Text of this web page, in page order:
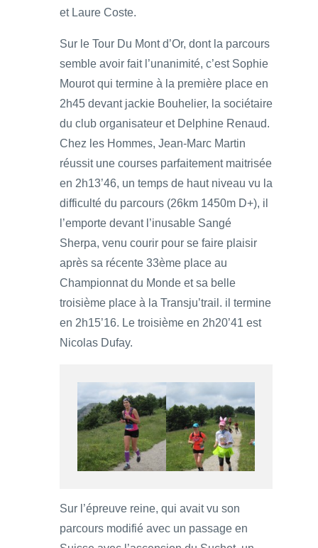
et Laure Coste.
Sur le Tour Du Mont d’Or, dont la parcours
semble avoir fait l’unanimité, c’est Sophie
Mourot qui termine à la première place en
2h45 devant jackie Bouhelier, la sociétaire
du club organisateur et Delphine Renaud.
Chez les Hommes, Jean-Marc Martin
réussit une courses parfaitement maitrisée
en 2h13’46, un temps de haut niveau vu la
difficulté du parcours (26km 1450m D+), il
l’emporte devant l’inusable Sangé
Sherpa, venu courir pour se faire plaisir
après sa récente 33ème place au
Championnat du Monde et sa belle
troisième place à la Transju’trail. il termine
en 2h15’16. Le troisième en 2h20’41 est
Nicolas Dufay.
Sur l’épreuve reine, qui avait vu son
parcours modifié avec un passage en